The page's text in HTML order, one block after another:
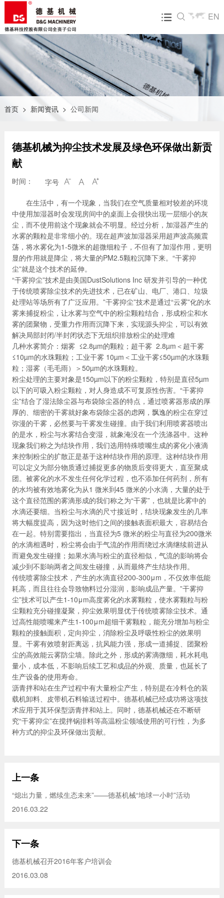
EN

关于我们
走进德基
企业文化
技术研发
公司荣誉
视频中心
产品中心
DGX系列沥青混合料搅拌设备
环保型沥青混合料搅拌设备
整体式再生设备
沥青混合料再生设备<组合式>
集装箱模块式沥青混合料搅拌设备
拖挂式沥青混合料搅拌设备
物联网及生产管理系统（飞越智云）
产品展示
飞达服务
营销网络
售后服务
配件业务
新闻资讯
公司新闻
行业动态
展会活动
碳核查第三方声明
人才招聘
人才招聘
简历投递
首页 > 新闻资讯 > 公司新闻
德基机械为抑尘技术发展及绿色环保做出新贡
献
时间： 字号   
在生活中，有一个现象，当我们在空气质量相对较差的环境
中使用加湿器时会发现房间中的桌面上会很快出现一层细小的灰
尘，而不使用前这个现象就会不明显。经过分析，加湿器产生的
水雾的颗粒是非常细小的。现在超声波加湿器采用超声波高频震
荡，将水雾化为1-5微米的超微细粒子，不但有了加湿作用，更明
显的作用就是降尘，将大量的PM2.5颗粒沉降下来。“干雾抑
尘”就是这个技术的延伸。
“干雾抑尘”技术是由美国DustSolutions Inc 研发并引导的一种优
于传统喷雾除尘技术的先进技术，已在矿山、电厂、港口、垃圾
处理站等场所有了广泛应用。”干雾抑尘”技术是通过“云雾”化的水
雾来捕捉粉尘，让水雾与空气中的粉尘颗粒结合，形成粉尘和水
雾的团聚物，受重力作用而沉降下来，实现源头抑尘，可以有效
解决局部封闭/半封闭状态下无组织排放粉尘的处理难
几种水雾简介：烟雾 ≤2.8µm的颗粒；超干雾 2.8µm＜超干雾
≤10µm的水珠颗粒；工业干雾 10µm＜工业干雾≤50µm的水珠颗
粒；湿雾（毛毛雨）＞50µm的水珠颗粒。
粉尘处理的主要对象是150µm以下的粉尘颗粒，特别是直径5µm
以下的可吸入粉尘颗粒，对人身造成不可复原性伤害。“干雾抑
尘”结合了湿法除尘器与布袋除尘器的特点，通过喷雾器形成的厚
厚的、细密的干雾就好象布袋除尘器的虑网，飘逸的粉尘在穿过
弥漫的干雾，必然要与干雾发生碰撞。由于我们利用喷雾器喷出
的是水，粉尘与水雾结合变湿，就象淹没在一个洗涤器中。这种
现象我们称之为结块作用，我们选用特殊喷嘴生成的雾化小液滴
来控制粉尘的扩散正是基于这种结块作用的原理。这种结块作用
可以定义为部分物质通过捕捉更多的物质后变得更大，直至聚成
团。被雾化的水不发生任何化学过程，也不添加任何药剂，所有
的水均被有效地雾化为从1 微米到45 微米的小水滴，大量的处于
这个直径范围的雾滴形成的我们称之为“干雾”，也就是比雾中的
水滴还要细。当粉尘与水滴的尺寸接近时，结块现象发生的几率
将大幅度提高，因为这时他们之间的接触表面积最大，容易结合
在一起。特别需要指出，当直径为5 微米的粉尘与直径为200微米
的水滴相遇时，粉尘将会由于气流的作用而绕过水滴继续前进从
而避免发生碰撞；如果水滴与粉尘的直径相似，气流的影响将会
减少到不影响两者之间发生碰撞，从而最终产生结块作用。
传统喷雾除尘技术，产生的水滴直径200-300μm，不仅效率低能
耗高，而且往往会导致物料过分湿润，影响成品产量。”干雾抑
尘”技术可以产生1-10μm高度雾化的水雾颗粒，使水雾颗粒与粉
尘颗粒充分碰撞凝聚，抑尘效果明显优于传统喷雾除尘技术。通
过高性能喷嘴来产生1-100μm超细干雾颗粒，能充分增加与粉尘
颗粒的接触面积，定向抑尘，消除粉尘及呼吸性粉尘的效果明
显。干雾有效喷射距离远，抗风能力强，形成一道捕捉、团聚粉
尘的高效能云雾防尘墙。除此之外，形成的雾滴微细，耗水耗电
量小，成本低，不影响后续工艺和成品的外观、质量，也延长了
生产设备的使用寿命。
沥青拌和站在生产过程中有大量粉尘产生，特别是在冷料仓的装
载机卸料、皮带机石料输送过程中。德基机械已经成功将这项技
术应用于其环保型沥青拌和站上。同时，德基机械还在不断研
究“干雾抑尘”在搅拌锅排料等高温粉尘领域使用的可行性，为多
种方式的抑尘及环保做出贡献。
上一条
“熄出力量，燃续生态未来”——德基机械“地球一小时”活动
2016.03.22
下一条
德基机械召开2016年客户培训会
2016.03.08